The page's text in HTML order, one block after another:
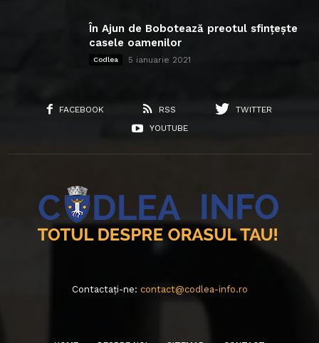
În Ajun de Bobotează preotul sfințește
casele oamenilor
Codlea 5 ianuarie 2021
FACEBOOK RSS
TWITTER
YOUTUBE
Contactați-ne: contact@codlea-info.ro